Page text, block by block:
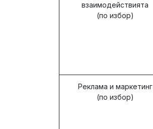
взаимодействията
(по избор)
Реклама и маркетинг
(по избор)